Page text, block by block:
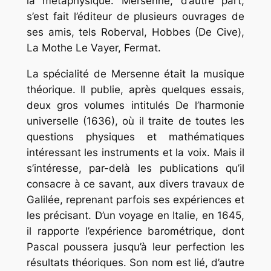
s’est fait l’éditeur de plusieurs ouvrages de
ses amis, tels Roberval, Hobbes (De Cive),
La Mothe Le Vayer, Fermat.
La spécialité de Mersenne était la musique
théorique. Il publie, après quelques essais,
deux gros volumes intitulés De l’harmonie
universelle (1636), où il traite de toutes les
questions physiques et mathématiques
intéressant les instruments et la voix. Mais il
s’intéresse, par-delà les publications qu’il
consacre à ce savant, aux divers travaux de
Galilée, reprenant parfois ses expériences et
les précisant. D’un voyage en Italie, en 1645,
il rapporte l’expérience barométrique, dont
Pascal poussera jusqu’à leur perfection les
résultats théoriques. Son nom est lié, d’autre